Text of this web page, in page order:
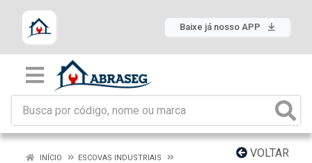
Baixe já nosso APP
VOLTAR
INÍCIO
ESCOVAS INDUSTRIAIS